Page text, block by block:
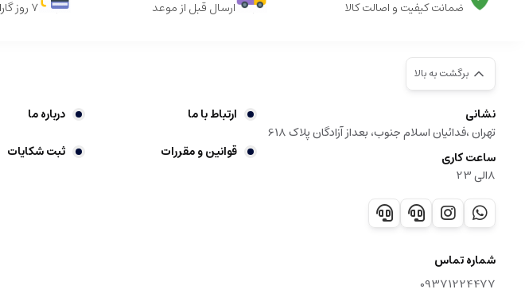
ضمانت کیفیت و اصالت کالا ارسال قبل از موعد 7 روز گارانتی برگشت هزینه
برگشت به بالا
نشانی
تهران ،فدائیان اسلام جنوب، بعداز آزادگان پلاک 618
ساعت کاری
8الی 23
شماره تماس
09371224477
ارتباط با ما درباره ما
قوانین و مقررات
ثبت شکایات